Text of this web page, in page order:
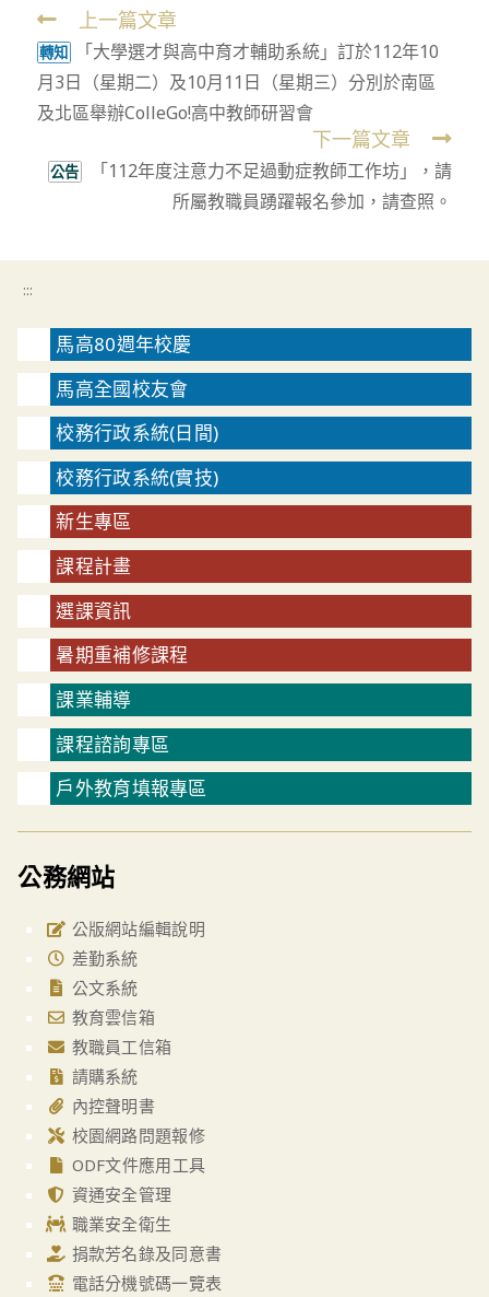
Read
more
articles
上一篇文章
轉知
「大學選才與高中育才輔助系統」訂於112年10
月3日（星期二）及10月11日（星期三）分別於南區
及北區舉辦ColleGo!高中教師研習會
下一篇文章
公告
「112年度注意力不足過動症教師工作坊」，請
所屬教職員踴躍報名參加，請查照。
:::
馬高80週年校慶
馬高全國校友會
校務行政系統(日間)
校務行政系統(實技)
新生專區
課程計畫
選課資訊
暑期重補修課程
課業輔導
課程諮詢專區
戶外教育填報專區
公務網站
公版網站編輯說明
差勤系統
公文系統
教育雲信箱
教職員工信箱
請購系統
內控聲明書
校園網路問題報修
ODF文件應用工具
資通安全管理
職業安全衛生
捐款芳名錄及同意書
電話分機號碼一覽表